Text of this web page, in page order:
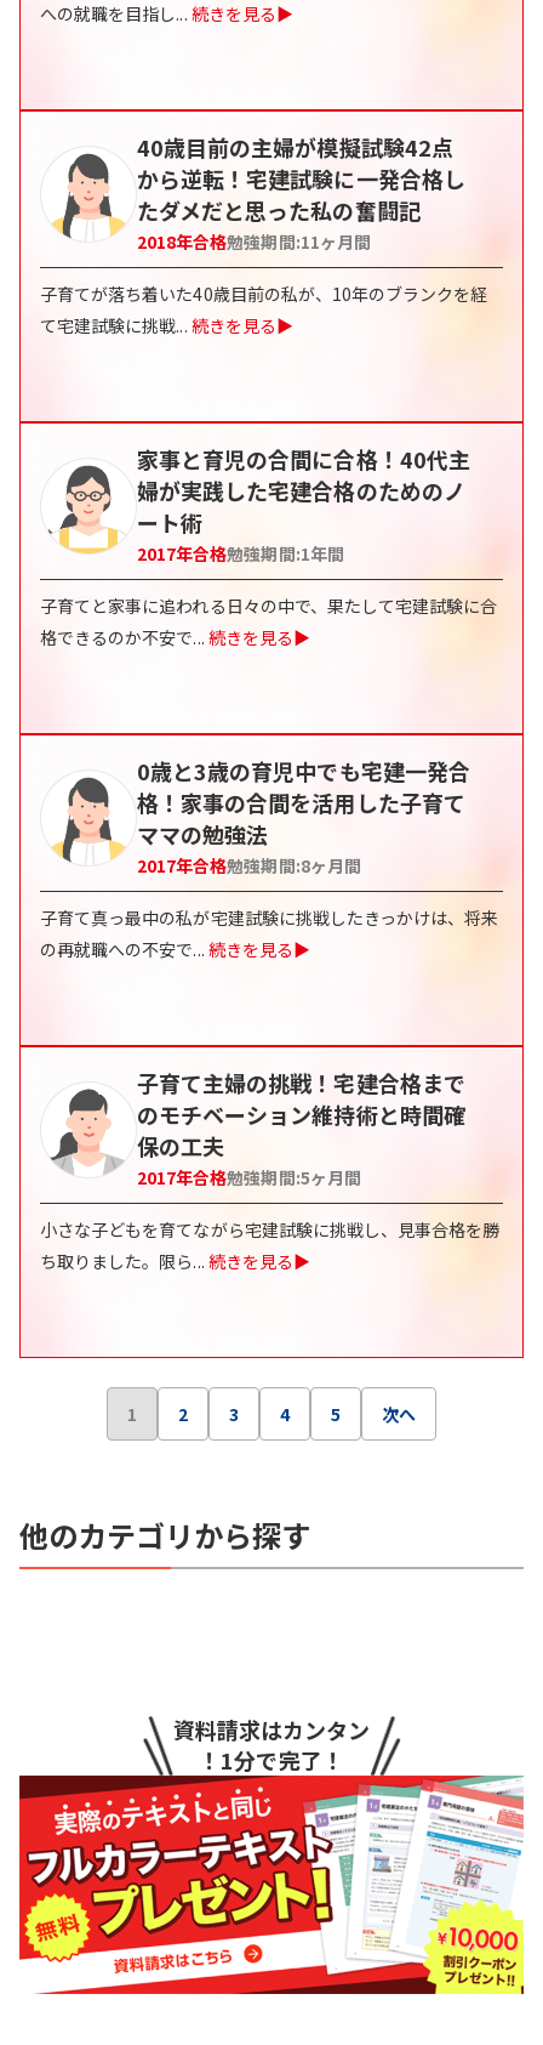
への就職を目指し... 続きを見る▶
40歳目前の主婦が模擬試験42点
から逆転！宅建試験に一発合格し
たダメだと思った私の奮闘記
2018年合格勉強期間:11ヶ月間
子育てが落ち着いた40歳目前の私が、10年のブランクを経
て宅建試験に挑戦... 続きを見る▶
家事と育児の合間に合格！40代主
婦が実践した宅建合格のためのノ
ート術
2017年合格勉強期間:1年間
子育てと家事に追われる日々の中で、果たして宅建試験に合
格できるのか不安で... 続きを見る▶
0歳と3歳の育児中でも宅建一発合
格！家事の合間を活用した子育て
ママの勉強法
2017年合格勉強期間:8ヶ月間
子育て真っ最中の私が宅建試験に挑戦したきっかけは、将来
の再就職への不安で... 続きを見る▶
子育て主婦の挑戦！宅建合格まで
のモチベーション維持術と時間確
保の工夫
2017年合格勉強期間:5ヶ月間
小さな子どもを育てながら宅建試験に挑戦し、見事合格を勝
ち取りました。限ら... 続きを見る▶
1 2 3 4 5 次へ
他のカテゴリから探す
資料請求はカンタン
！1分で完了！